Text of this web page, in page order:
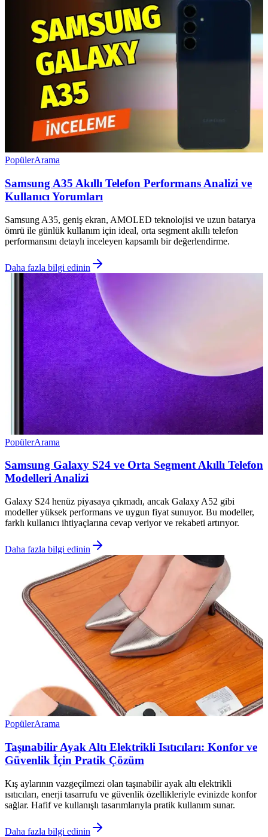
PopülerArama
Samsung A35 Akıllı Telefon Performans Analizi ve
Kullanıcı Yorumları
Samsung A35, geniş ekran, AMOLED teknolojisi ve uzun batarya
ömrü ile günlük kullanım için ideal, orta segment akıllı telefon
performansını detaylı inceleyen kapsamlı bir değerlendirme.
Daha fazla bilgi edinin
PopülerArama
Samsung Galaxy S24 ve Orta Segment Akıllı Telefon
Modelleri Analizi
Galaxy S24 henüz piyasaya çıkmadı, ancak Galaxy A52 gibi
modeller yüksek performans ve uygun fiyat sunuyor. Bu modeller,
farklı kullanıcı ihtiyaçlarına cevap veriyor ve rekabeti artırıyor.
Daha fazla bilgi edinin
PopülerArama
Taşınabilir Ayak Altı Elektrikli Isıtıcıları: Konfor ve
Güvenlik İçin Pratik Çözüm
Kış aylarının vazgeçilmezi olan taşınabilir ayak altı elektrikli
ısıtıcıları, enerji tasarrufu ve güvenlik özellikleriyle evinizde konfor
sağlar. Hafif ve kullanışlı tasarımlarıyla pratik kullanım sunar.
Daha fazla bilgi edinin